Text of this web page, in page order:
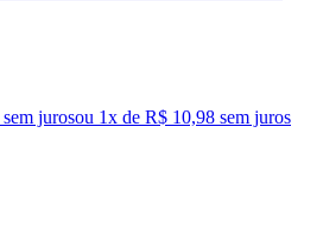
jurosou 1x de R$ 10,98 sem juros